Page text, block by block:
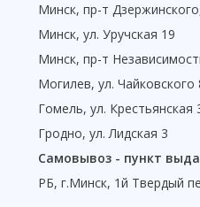
Минск, пр-т
Минск, ул. Уручская 19
Минск, пр-т
Могилев, ул. Чайковского
Гомель, ул. Крестьянская
Гродно, ул. Лидская 3
Самовывоз - пункт
РБ, г.Минск, 1й Твердый